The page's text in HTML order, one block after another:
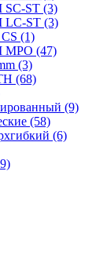
SC-ST (3)
LC-ST (3)
(1)
MPO (47)
(3)
(68)
(9)
(58)
(6)